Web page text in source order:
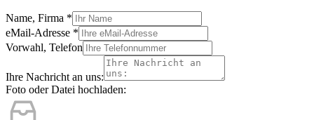
Name, Firma *
eMail-Adresse *
Vorwahl, Telefon
Ihre Nachricht an uns:
Foto oder Datei hochladen: